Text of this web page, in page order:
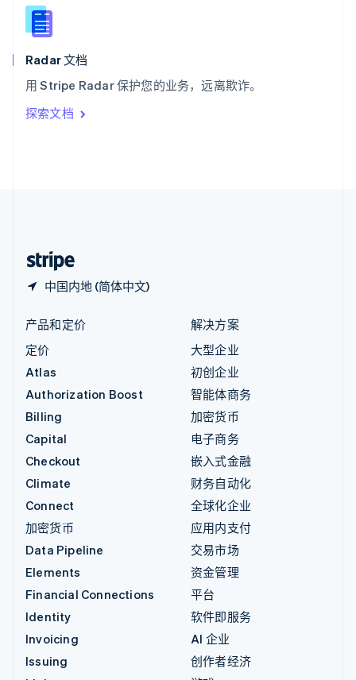
Radar 文档
用 Stripe Radar 保护您的业务，远离欺诈。
探索文档
中国内地 (简体中文)
新西兰
English
匈牙利
English
ItalianoEnglish
印度
English
产品和定价
定价
Atlas
Authorization Boost
Billing
Capital
Checkout
Climate
Connect
加密货币
Data Pipeline
Elements
Financial Connections
Identity
Invoicing
Issuing
解决方案
大型企业
初创企业
智能体商务
加密货币
电子商务
嵌入式金融
财务自动化
全球化企业
应用内支付
交易市场
资金管理
平台
软件即服务
AI 企业
创作者经济